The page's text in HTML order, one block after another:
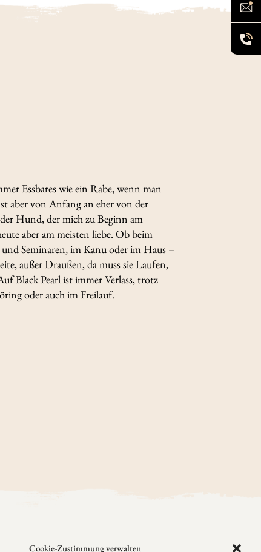
Cookie-Zustimmung verwalten
Essbares wie ein Rabe, wenn man
aber von Anfang an eher von der
Hund, der mich zu Beginn am
aber am meisten liebe. Ob beim
Seminaren, im Kanu oder im Haus –
außer Draußen, da muss sie Laufen,
Black Pearl ist immer Verlass, trotz
oder auch im Freilauf.